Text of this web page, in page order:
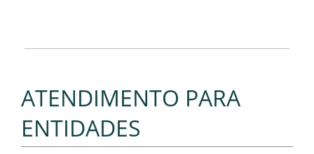
ATENDIMENTO PARA
ENTIDADES